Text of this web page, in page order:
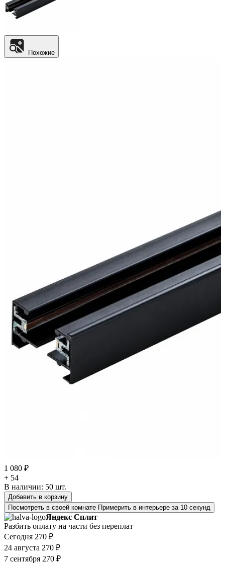
Похожие
1 080 ₽
+ 54
В наличии: 50 шт.
Добавить в корзину
Посмотреть в своей комнате Примерить в интерьере за 10 секунд
Яндекс Сплит
Разбить оплату на части без переплат
Сегодня 270 ₽
24 августа 270 ₽
7 сентября 270 ₽